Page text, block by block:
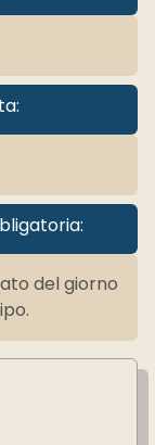
del giorno